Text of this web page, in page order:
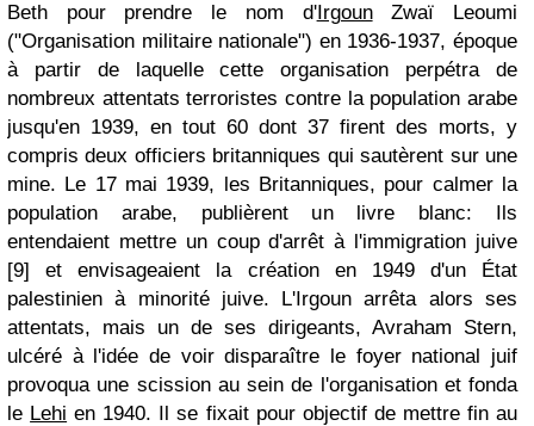
Beth pour prendre le nom d'IrgounZwaï Leoumi
("Organisation militaire nationale") en 1936-1937, époque
à partir de laquelle cette organisation perpétra de
nombreux attentats terroristes contre la population arabe
jusqu'en 1939, en tout 60 dont 37 firent des morts, y
compris deux officiers britanniques qui sautèrent sur une
mine. Le 17 mai 1939, les Britanniques, pour calmer la
population arabe, publièrent un livre blanc: Ils
entendaient mettre un coup d'arrêt à l'immigration juive
[9] et envisageaient la création en 1949 d'un État
palestinien à minorité juive. L'Irgoun arrêta alors ses
attentats, mais un de ses dirigeants, Avraham Stern,
ulcéré à l'idée de voir disparaître le foyer national juif
provoqua une scission au sein de l'organisation et fonda
le Lehi en 1940. Il se fixait pour objectif de mettre fin au